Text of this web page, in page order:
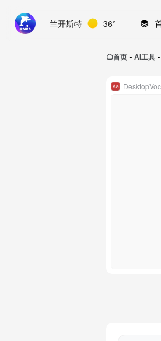
兰开斯特 36°
首页 • AI工具 •
DesktopVoc